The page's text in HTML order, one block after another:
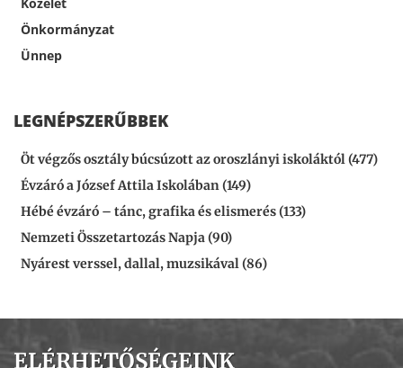
Önkormányzat
Ünnep
LEGNÉPSZERŰBBEK
Öt végzős osztály búcsúzott az oroszlányi iskoláktól (477)
Évzáró a József Attila Iskolában (149)
Hébé évzáró – tánc, grafika és elismerés (133)
Nemzeti Összetartozás Napja (90)
Nyárest verssel, dallal, muzsikával (86)
ELÉRHETŐSÉGEINK